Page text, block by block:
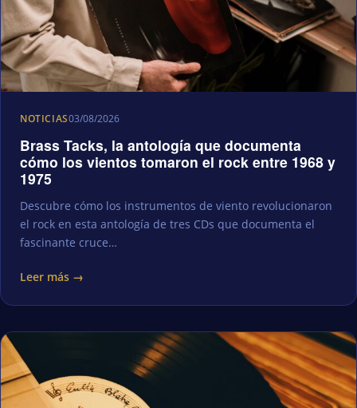
NOTICIAS03/08/2026
Brass Tacks, la antología que documenta
cómo los vientos tomaron el rock entre 1968 y
1975
Descubre cómo los instrumentos de viento revolucionaron
el rock en esta antología de tres CDs que documenta el
fascinante cruce…
Leer más →